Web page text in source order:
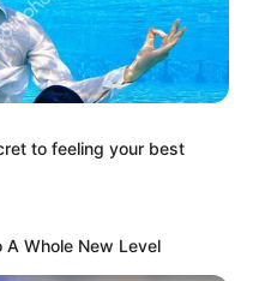
to feeling your best
A Whole New Level